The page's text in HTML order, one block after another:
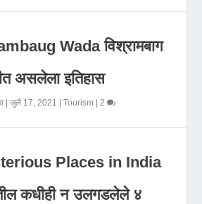
Wada विश्रामबाग
असलेला इतिहास
|जुलै 17, 2021 |Tourism | 2
Places in India
कधीही न उलगडलेले ४